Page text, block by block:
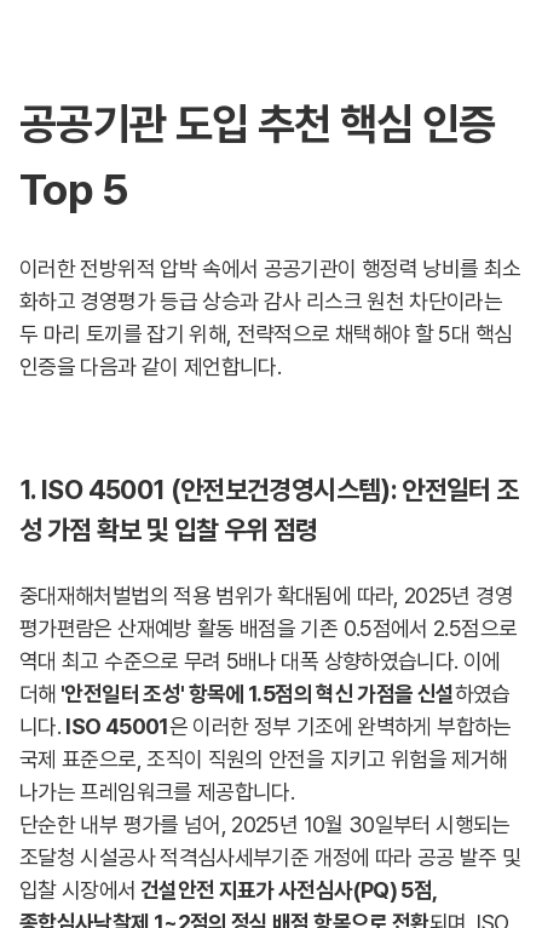
공공기관 도입 추천 핵심 인증
Top 5
이러한 전방위적 압박 속에서 공공기관이 행정력 낭비를 최소
화하고 경영평가 등급 상승과 감사 리스크 원천 차단이라는
두 마리 토끼를 잡기 위해, 전략적으로 채택해야 할 5대 핵심
인증을 다음과 같이 제언합니다.
1. ISO 45001 (안전보건경영시스템): 안전일터 조
성 가점 확보 및 입찰 우위 점령
중대재해처벌법의 적용 범위가 확대됨에 따라, 2025년 경영
평가편람은 산재예방 활동 배점을 기존 0.5점에서 2.5점으로
역대 최고 수준으로 무려 5배나 대폭 상향하였습니다. 이에
더해 '안전일터 조성' 항목에 1.5점의 혁신 가점을 신설하였습
니다. ISO 45001은 이러한 정부 기조에 완벽하게 부합하는
국제 표준으로, 조직이 직원의 안전을 지키고 위험을 제거해
나가는 프레임워크를 제공합니다.
단순한 내부 평가를 넘어, 2025년 10월 30일부터 시행되는
조달청 시설공사 적격심사세부기준 개정에 따라 공공 발주 및
입찰 시장에서 건설안전 지표가 사전심사(PQ) 5점,
종합심사낙찰제 1~2점의 정식 배점 항목으로 전환되며, ISO